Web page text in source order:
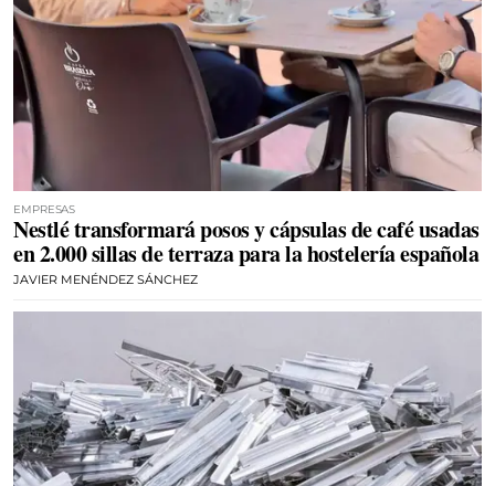
EMPRESAS
Nestlé transformará posos y cápsulas de café usadas
en 2.000 sillas de terraza para la hostelería española
JAVIER MENÉNDEZ SÁNCHEZ